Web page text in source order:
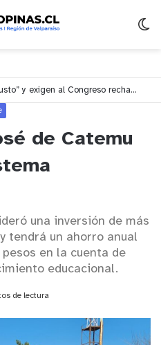
Pymes acusan “retroceso injusto” y exigen al Congreso rechazar veto que elimina el pago oportuno a 30 días
de Catemu
una inversión de más
tendrá un ahorro anual
en la cuenta de
educacional.
de lectura